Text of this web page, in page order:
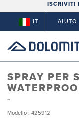
ISCRIVITI
IT AIUTO
SPRAY PER
Modello : 425912